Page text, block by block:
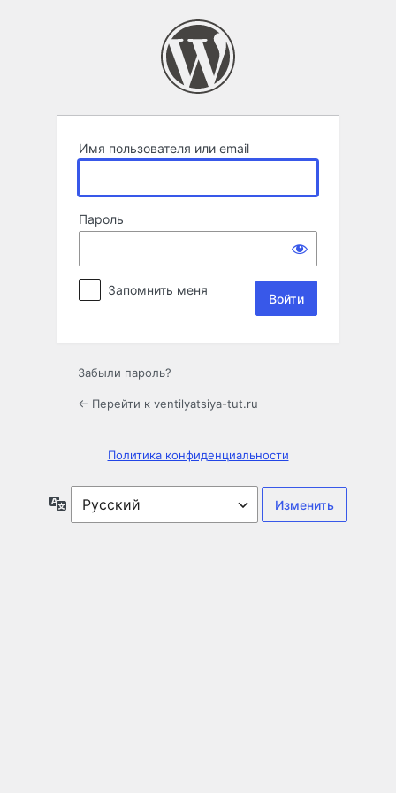
Имя пользователя или email
Пароль
Запомнить меня
Забыли пароль?
← Перейти к ventilyatsiya-tut.ru
Политика конфиденциальности
Язык